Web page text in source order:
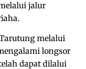
jalur
melalui
longsor
dapat dilalui